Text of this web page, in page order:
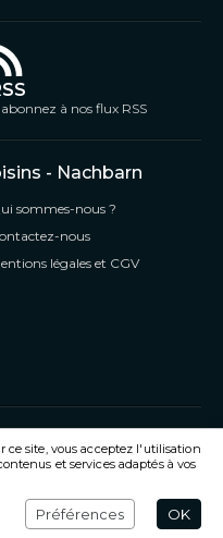
à nos flux RSS
- Nachbarn
sommes-nous ?
nous
légales et CGV
libre et mitoyenne
site, vous acceptez l'utilisation
et services adaptés à vos
Préférences OK